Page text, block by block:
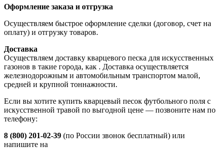
Оформление заказа и отгрузка
Осуществляем быстрое оформление сделки (договор, счет на
оплату) и отгрузку товаров.
Доставка
Осуществляем доставку кварцевого песка для искусственных
газонов в такие города, как . Доставка осуществляется
железнодорожным и автомобильным транспортом малой,
средней и крупной тоннажности.
Если вы хотите купить кварцевый песок футбольного поля с
искусственной травой по выгодной цене — позвоните нам по
телефону:
8 (800) 201-02-39 (по России звонок бесплатный) или
напишите на